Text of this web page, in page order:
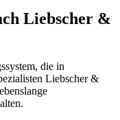
Liebscher &
die in
Liebscher &